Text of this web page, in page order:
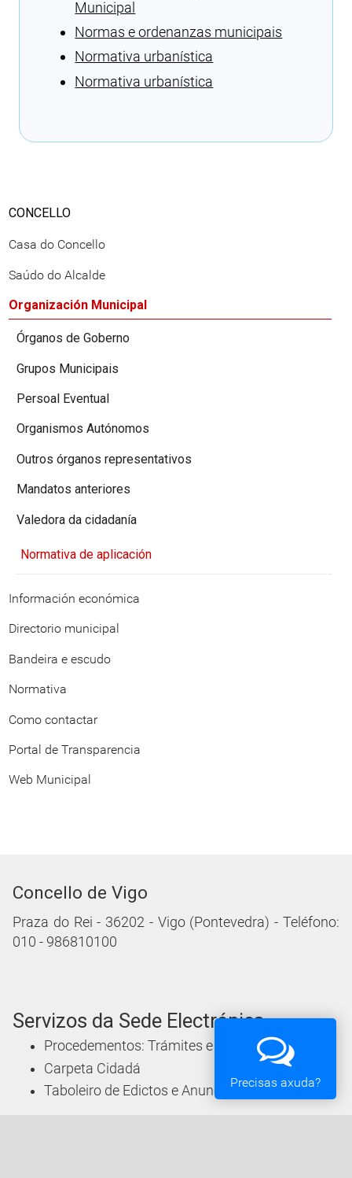
Municipal
Normas e ordenanzas municipais
Normativa urbanística
Normativa urbanística
CONCELLO
Casa do Concello
Saúdo do Alcalde
Organización Municipal
Órganos de Goberno
Grupos Municipais
Persoal Eventual
Organismos Autónomos
Outros órganos representativos
Mandatos anteriores
Valedora da cidadanía
Normativa de aplicación
Información económica
Directorio municipal
Bandeira e escudo
Normativa
Como contactar
Portal de Transparencia
Web Municipal
Concello de Vigo
Praza do Rei - 36202 - Vigo (Pontevedra) - Teléfono:
010 - 986810100
Servizos da Sede Electrónica
Procedementos: Trámites e Impresos
Carpeta Cidadá
Taboleiro de Edictos e Anuncios
Precisas axuda?